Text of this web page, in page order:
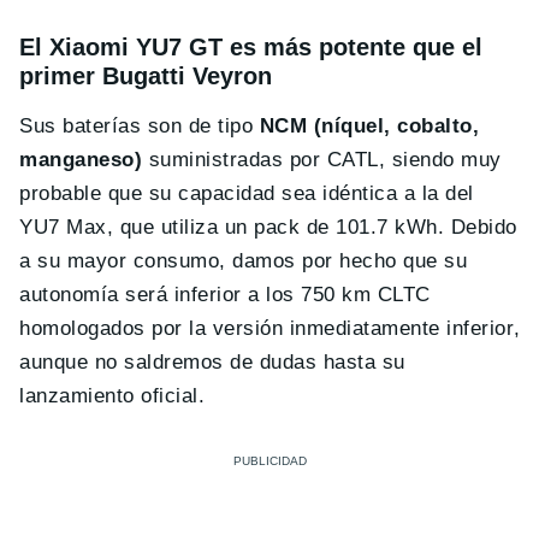
El Xiaomi YU7 GT es más potente que el
primer Bugatti Veyron
Sus baterías son de tipo NCM (níquel, cobalto,
manganeso) suministradas por CATL, siendo muy
probable que su capacidad sea idéntica a la del
YU7 Max, que utiliza un pack de 101.7 kWh. Debido
a su mayor consumo, damos por hecho que su
autonomía será inferior a los 750 km CLTC
homologados por la versión inmediatamente inferior,
aunque no saldremos de dudas hasta su
lanzamiento oficial.